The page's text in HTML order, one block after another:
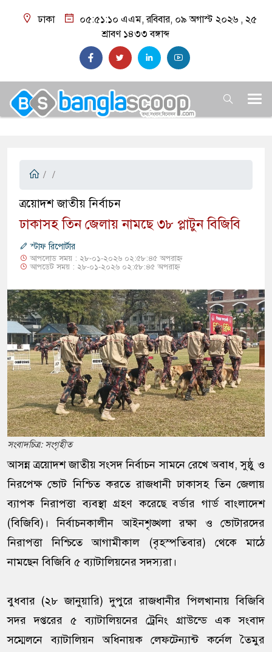
ঢাকা ০৫:৫১:১১ এএম, রবিবার, ০৯ অগাস্ট ২০২৬ , ২৫
শ্রাবণ ১৪৩৩ বঙ্গাব্দ
/ /
​ত্রয়োদশ জাতীয় নির্বাচন
ঢাকাসহ তিন জেলায় নামছে ৩৮ প্লাটুন বিজিবি
স্টাফ রিপোর্টার
আপলোড সময় : ২৮-০১-২০২৬ ০২:৫৮:৪৫ অপরাহ্ন
আপডেট সময় : ২৮-০১-২০২৬ ০২:৫৮:৪৫ অপরাহ্ন
সংবাদচিত্র: সংগৃহীত
আসন্ন ত্রয়োদশ জাতীয় সংসদ নির্বাচন সামনে রেখে অবাধ, সুষ্ঠু ও
নিরপেক্ষ ভোট নিশ্চিত করতে রাজধানী ঢাকাসহ তিন জেলায়
ব্যাপক নিরাপত্তা ব্যবস্থা গ্রহণ করেছে বর্ডার গার্ড বাংলাদেশ
(বিজিবি)। নির্বাচনকালীন আইনশৃঙ্খলা রক্ষা ও ভোটারদের
নিরাপত্তা নিশ্চিতে আগামীকাল (বৃহস্পতিবার) থেকে মাঠে
নামছেন বিজিবি ৫ ব্যাটালিয়নের সদস্যরা।
বুধবার (২৮ জানুয়ারি) দুপুরে রাজধানীর পিলখানায় বিজিবি
সদর দপ্তরের ৫ ব্যাটালিয়নের ট্রেনিং গ্রাউন্ডে এক সংবাদ
সম্মেলনে ব্যাটালিয়ন অধিনায়ক লেফটেন্যান্ট কর্নেল তৈমুর